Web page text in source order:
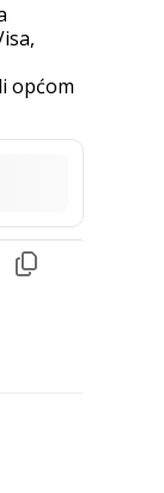
općom